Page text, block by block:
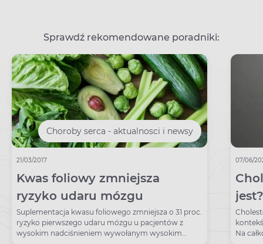
Sprawdź rekomendowane poradniki:
Choroby serca - aktualnosci i newsy
21/03/2017
Kwas foliowy zmniejsza
ryzyko udaru mózgu
Suplementacja kwasu foliowego zmniejsza o 31 proc.
ryzyko pierwszego udaru mózgu u pacjentów z
wysokim nadciśnieniem wywołanym wysokim
07/06/
Na